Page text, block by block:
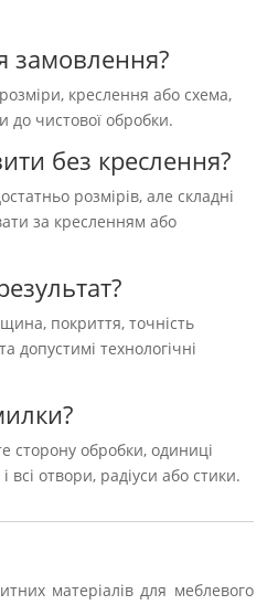
замовлення?
креслення або схема,
до чистової обробки.
без креслення?
розмірів, але складні
за кресленням або
покриття, точність
допустимі технологічні
сторону обробки, одиниці
всі отвори, радіуси або стики.
матеріалів для меблевого